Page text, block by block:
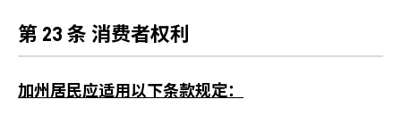
第 23 条 消费者权利
加州居民应适用以下条款规定：